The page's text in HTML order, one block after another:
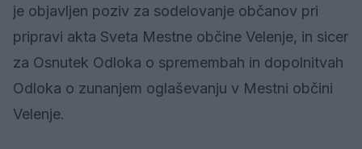
je objavljen poziv za sodelovanje občanov pri
pripravi akta Sveta Mestne občine Velenje, in sicer
za Osnutek Odloka o spremembah in dopolnitvah
Odloka o zunanjem oglaševanju v Mestni občini
Velenje.